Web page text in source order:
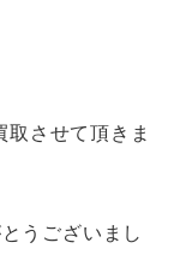
させて頂きま
うございまし